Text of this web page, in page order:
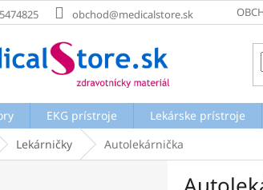
obchod@medicalstore.sk
EKG prístroje Lekárske prístroje
Lekárničky Autolekárnička